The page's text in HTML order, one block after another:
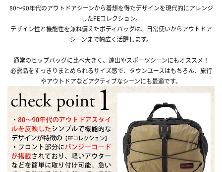
80～90年代のアウトドアシーンから着想を得たデザインを現代的にアレンジ
したFEコレクション。
デザイン性と機能性を兼ね備えたボディバッグは、日常使いからアウトドア
シーンまで幅広く活躍します。
通常のヒップバッグに比べ大きく、遠出やスポーツシーンにもオススメ！
必需品をすっきりまとめられるサイズ感で、タウンユースはもちろん、旅行
やアウトドアなどアクティブなシーンにも最適です。